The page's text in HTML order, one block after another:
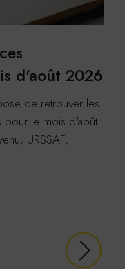
d'août 2026
de retrouver les
pour le mois d'août
URSSAF,